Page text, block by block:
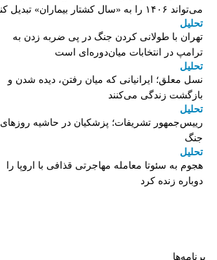
می‌تواند ۱۴۰۶ را به «سال کشتار بیماران» تبدیل کند
تحلیل
تهران با طولانی کردن جنگ در پی ضربه زدن به
ترامپ در انتخابات میان‌دوره‌ای است
تحلیل
نسل معلق؛ ایرانیانی که میان رفتن، دیده شدن و
بازگشت زندگی می‌کنند
تحلیل
رییس‌جمهور تشریفات؛ پزشکیان در حاشیه روزهای
جنگ
تحلیل
هجوم به سئوتا معامله مهاجرتی قذافی با اروپا را
دوباره زنده کرد
برنامه‌ها